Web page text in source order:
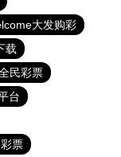
大发购彩
载
民彩票
台
票